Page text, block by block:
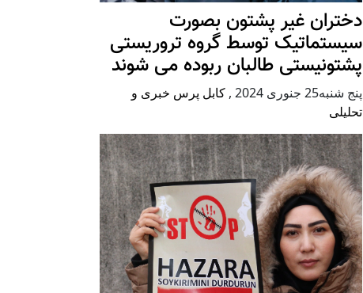
دختران غیر پشتون بصورت
سیستماتیک توسط گروه تروریستی
پشتونیستی طالبان ربوده می شوند
پنج شنبه25 جنوری 2024 , کابل پرس خبری و
تحلیلی